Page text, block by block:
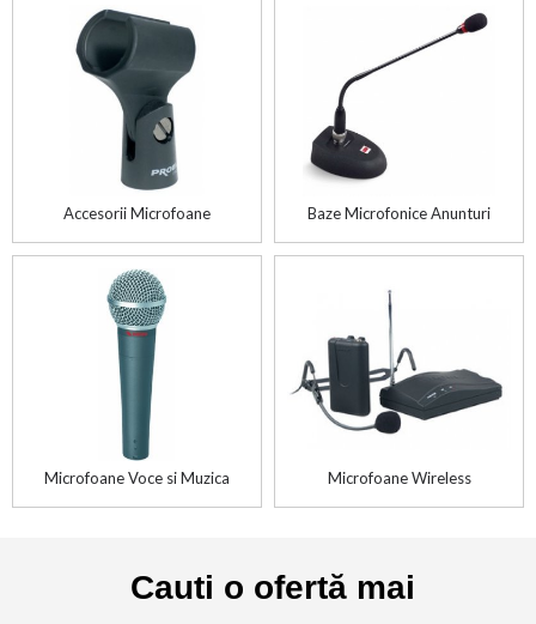
Accesorii Microfoane Baze Microfonice Anunturi
Microfoane Voce si Muzica Microfoane Wireless
Cauti o ofertă mai